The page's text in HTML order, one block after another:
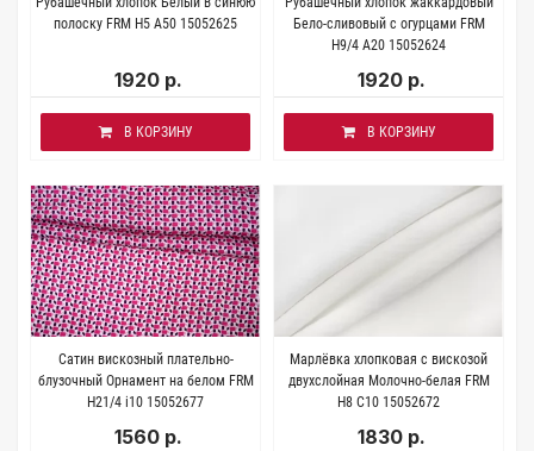
полоску FRM H5 A50 15052625
1920 р.
В КОРЗИНУ
Бело-сливовый с огурцами FRM
H9/4 A20 15052624
1920 р.
В КОРЗИНУ
Сатин вискозный плательно-
блузочный Орнамент на белом FRM
H21/4 i10 15052677
1560 р.
Марлёвка хлопковая с вискозой
двухслойная Молочно-белая FRM
H8 С10 15052672
1830 р.